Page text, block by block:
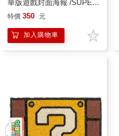
華版遊戲封面海報 /SUPER
MARIO
特價 350 元
加入購物車